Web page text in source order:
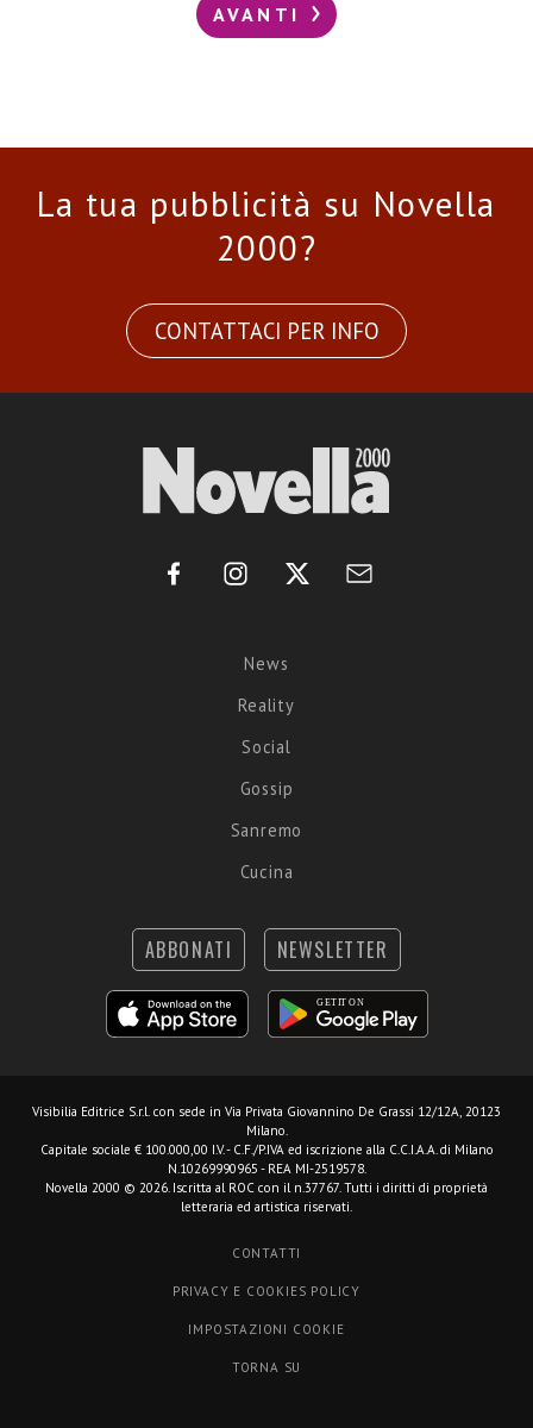
AVANTI
La tua pubblicità su Novella
2000?
CONTATTACI PER INFO
News
Reality
Social
Gossip
Sanremo
Cucina
ABBONATI NEWSLETTER
Visibilia Editrice S.r.l. con sede in Via Privata Giovannino De Grassi 12/12A, 20123
Milano.
Capitale sociale € 100.000,00 I.V. - C.F./P.IVA ed iscrizione alla C.C.I.A.A. di Milano
N.10269990965 - REA MI-2519578.
Novella 2000 © 2026. Iscritta al ROC con il n.37767. Tutti i diritti di proprietà
letteraria ed artistica riservati.
CONTATTI
PRIVACY E COOKIES POLICY
IMPOSTAZIONI COOKIE
TORNA SU